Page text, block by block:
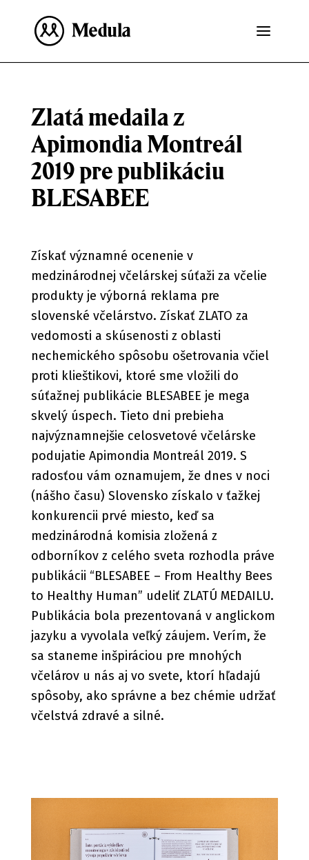
Zlatá medaila z
Apimondia Montreál
2019 pre publikáciu
BLESABEE
Získať významné ocenenie v
medzinárodnej včelárskej súťaži za včelie
produkty je výborná reklama pre
slovenské včelárstvo. Získať ZLATO za
vedomosti a skúsenosti z oblasti
nechemického spôsobu ošetrovania včiel
proti klieštikovi, ktoré sme vložili do
súťažnej publikácie BLESABEE je mega
skvelý úspech. Tieto dni prebieha
najvýznamnejšie celosvetové včelárske
podujatie Apimondia Montreál 2019. S
radosťou vám oznamujem, že dnes v noci
(nášho času) Slovensko získalo v ťažkej
konkurencii prvé miesto, keď sa
medzinárodná komisia zložená z
odborníkov z celého sveta rozhodla práve
publikácii “BLESABEE – From Healthy Bees
to Healthy Human” udeliť ZLATÚ MEDAILU.
Publikácia bola prezentovaná v anglickom
jazyku a vyvolala veľký záujem. Verím, že
sa staneme inšpiráciou pre mnohých
včelárov u nás aj vo svete, ktorí hľadajú
spôsoby, ako správne a bez chémie udržať
včelstvá zdravé a silné.